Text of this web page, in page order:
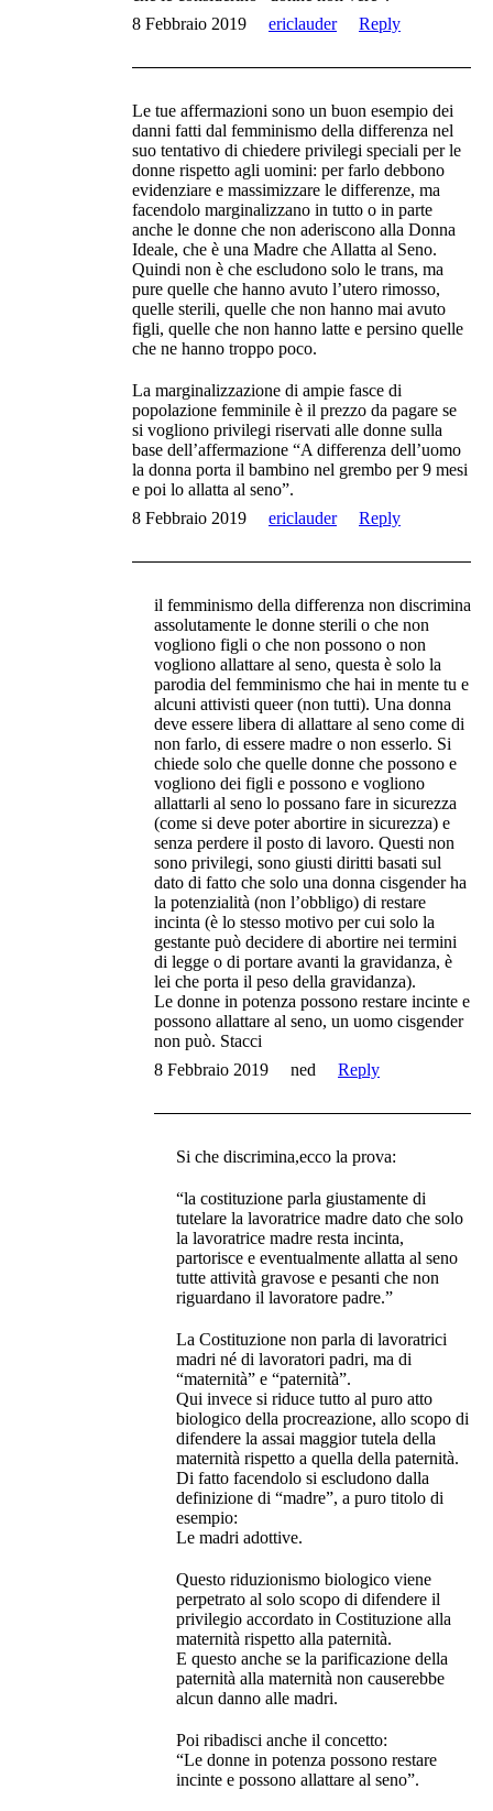
8 Febbraio 2019
ericlauder Reply
Le tue affermazioni sono un buon esempio dei
danni fatti dal femminismo della differenza nel
suo tentativo di chiedere privilegi speciali per le
donne rispetto agli uomini: per farlo debbono
evidenziare e massimizzare le differenze, ma
facendolo marginalizzano in tutto o in parte
anche le donne che non aderiscono alla Donna
Ideale, che è una Madre che Allatta al Seno.
Quindi non è che escludono solo le trans, ma
pure quelle che hanno avuto l’utero rimosso,
quelle sterili, quelle che non hanno mai avuto
figli, quelle che non hanno latte e persino quelle
che ne hanno troppo poco.
La marginalizzazione di ampie fasce di
popolazione femminile è il prezzo da pagare se
si vogliono privilegi riservati alle donne sulla
base dell’affermazione “A differenza dell’uomo
la donna porta il bambino nel grembo per 9 mesi
e poi lo allatta al seno”.
8 Febbraio 2019
ericlauder Reply
il femminismo della differenza non discrimina
assolutamente le donne sterili o che non
vogliono figli o che non possono o non
vogliono allattare al seno, questa è solo la
parodia del femminismo che hai in mente tu e
alcuni attivisti queer (non tutti). Una donna
deve essere libera di allattare al seno come di
non farlo, di essere madre o non esserlo. Si
chiede solo che quelle donne che possono e
vogliono dei figli e possono e vogliono
allattarli al seno lo possano fare in sicurezza
(come si deve poter abortire in sicurezza) e
senza perdere il posto di lavoro. Questi non
sono privilegi, sono giusti diritti basati sul
dato di fatto che solo una donna cisgender ha
la potenzialità (non l’obbligo) di restare
incinta (è lo stesso motivo per cui solo la
gestante può decidere di abortire nei termini
di legge o di portare avanti la gravidanza, è
lei che porta il peso della gravidanza).
Le donne in potenza possono restare incinte e
possono allattare al seno, un uomo cisgender
non può. Stacci
8 Febbraio 2019
ned Reply
Si che discrimina,ecco la prova:
“la costituzione parla giustamente di
tutelare la lavoratrice madre dato che solo
la lavoratrice madre resta incinta,
partorisce e eventualmente allatta al seno
tutte attività gravose e pesanti che non
riguardano il lavoratore padre.”
La Costituzione non parla di lavoratrici
madri né di lavoratori padri, ma di
“maternità” e “paternità”.
Qui invece si riduce tutto al puro atto
biologico della procreazione, allo scopo di
difendere la assai maggior tutela della
maternità rispetto a quella della paternità.
Di fatto facendolo si escludono dalla
definizione di “madre”, a puro titolo di
esempio:
Le madri adottive.
Questo riduzionismo biologico viene
perpetrato al solo scopo di difendere il
privilegio accordato in Costituzione alla
maternità rispetto alla paternità.
E questo anche se la parificazione della
paternità alla maternità non causerebbe
alcun danno alle madri.
Poi ribadisci anche il concetto:
“Le donne in potenza possono restare
incinte e possono allattare al seno”.